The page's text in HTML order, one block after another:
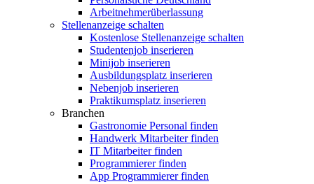
Arbeitnehmerüberlassung
Stellenanzeige schalten
Kostenlose Stellenanzeige schalten
Studentenjob inserieren
Minijob inserieren
Ausbildungsplatz inserieren
Nebenjob inserieren
Praktikumsplatz inserieren
Branchen
Gastronomie Personal finden
Handwerk Mitarbeiter finden
IT Mitarbeiter finden
Programmierer finden
App Programmierer finden